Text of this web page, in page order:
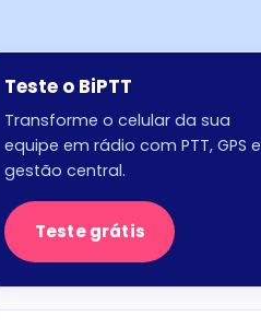
Teste o BiPTT
Transforme o celular da sua
equipe em rádio com PTT, GPS e
gestão central.
Teste grátis